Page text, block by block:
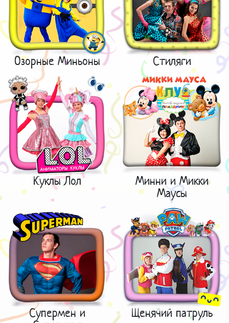
Озорные Миньоны Стиляги
Куклы Лол
Минни и Микки
Маусы
Супермен и
Щенячий патруль